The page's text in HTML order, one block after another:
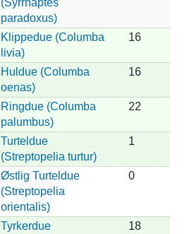
paradoxus)
Klippedue (Columba
livia)
16
Huldue (Columba
oenas)
16
Ringdue (Columba
palumbus)
22
Turteldue
(Streptopelia turtur)
1
Østlig Turteldue
(Streptopelia
orientalis)
0
Tyrkerdue
18